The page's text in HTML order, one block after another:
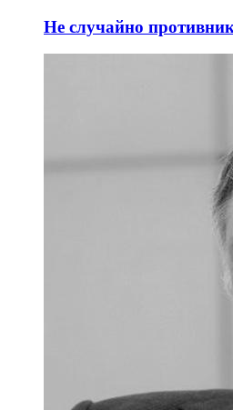
Не случайно